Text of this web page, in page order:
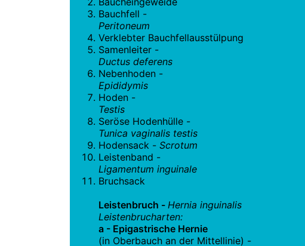
Bauchfell -
Peritoneum
Verklebter Bauchfellausstülpung
Samenleiter -
Ductus deferens
Nebenhoden -
Epididymis
Hoden -
Testis
Seröse Hodenhülle -
Tunica vaginalis testis
Hodensack - Scrotum
Leistenband -
Ligamentum inguinale
Bruchsack
Leistenbruch - Hernia inguinalis
Leistenbrucharten:
a - Epigastrische Hernie
(in Oberbauch an der Mittellinie) -